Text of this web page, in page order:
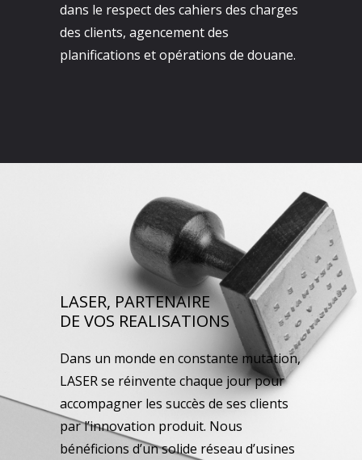
dans le respect des cahiers des charges
des clients, agencement des
planifications et opérations de douane.
LASER, PARTENAIRE
DE VOS REALISATIONS
Dans un monde en constante mutation,
LASER se réinvente chaque jour pour
accompagner les succès de ses clients
par l’innovation produit. Nous
bénéficions d’un solide réseau d’usines